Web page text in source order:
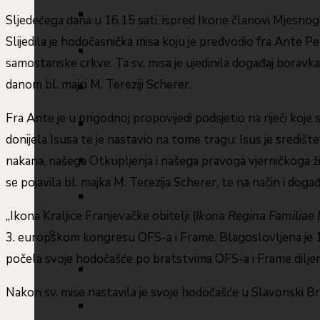
Sljedećega dana u 16.15 sati, ispred Ikone članovi
Slijedila je hodočasnička misa koju je predvodio fra Ante
samostanske crkve. Ta sv. misa je ujedinila događaj
danom bl. majci M. Tereziji Scherer.
Fra Ante je u prigodnoj propovijedi podsjetio na riječi koje
donijela Isusa te je nastavio na tome tragu: Isus je
nakana, našega Otkupljenja i našega pravoga
se pojavila bl. majka M. Terezija Scherer, te na način i
„Ikona Kraljice Franjevačke obitelji (Ikona Regina Familiae
3. europskom kongresu OFS-a i Frame. Blagoslovljena je
počela svoje hodočašće po bratstvima OFS-a i Frame
Nakon sv. mise nastavila je svoje hodočašće u Slavonski